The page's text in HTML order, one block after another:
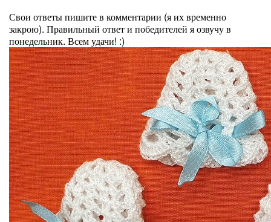
Свои ответы пишите в комментарии (я их временно
закрою). Правильный ответ и победителей я озвучу в
понедельник. Всем удачи! :)